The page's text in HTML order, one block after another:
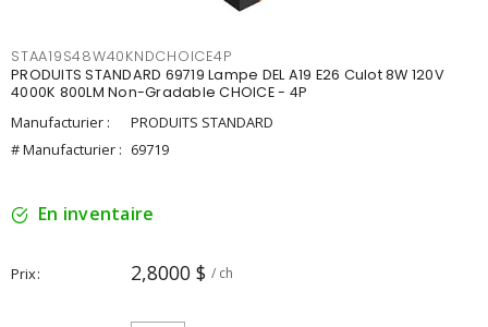
STAA19S48W40KNDCHOICE4P
PRODUITS STANDARD 69719 Lampe DEL A19 E26 Culot 8W 120V
4000K 800LM Non-Gradable CHOICE - 4P
Manufacturier :
PRODUITS STANDARD
# Manufacturier : 69719
En inventaire
Prix 2,8000 $ / ch